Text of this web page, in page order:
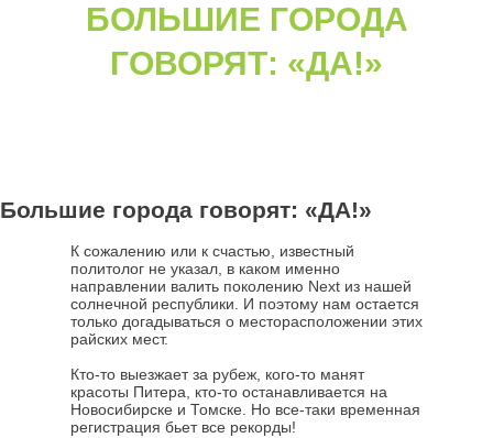
БОЛЬШИЕ ГОРОДА
ГОВОРЯТ: «ДА!»
Большие города говорят: «ДА!»
К сожалению или к счастью, известный
политолог не указал, в каком именно
направлении валить поколению Next из нашей
солнечной республики. И поэтому нам остается
только догадываться о месторасположении этих
райских мест.
Кто-то выезжает за рубеж, кого-то манят
красоты Питера, кто-то останавливается на
Новосибирске и Томске. Но все-таки временная
регистрация бьет все рекорды!